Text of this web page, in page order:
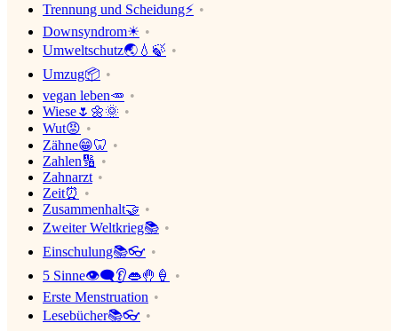
Trennung und Scheidung⚡
Downsyndrom☀
Umweltschutz🌏💧🍃
Umzug📦
vegan leben🥕
Wiese🌷🌼🌞
Wut😡
Zähne😁🦷
Zahlen🔢
Zahnarzt
Zeit⏰
Zusammenhalt🤝
Zweiter Weltkrieg📚
Einschulung📚👓
5 Sinne👁‍🗨👂👄🤚🍦
Erste Menstruation
Lesebücher📚👓